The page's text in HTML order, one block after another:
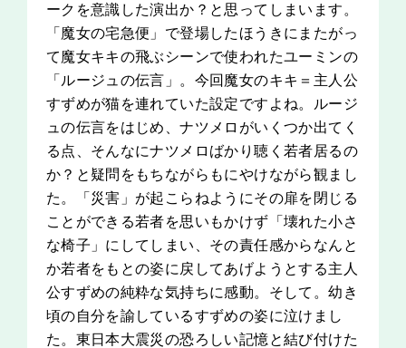
ークを意識した演出か？と思ってしまいます。
「魔女の宅急便」で登場したほうきにまたがっ
て魔女キキの飛ぶシーンで使われたユーミンの
「ルージュの伝言」。今回魔女のキキ＝主人公
すずめが猫を連れていた設定ですよね。ルージ
ュの伝言をはじめ、ナツメロがいくつか出てく
る点、そんなにナツメロばかり聴く若者居るの
か？と疑問をもちながらもにやけながら観まし
た。「災害」が起こらねようにその扉を閉じる
ことができる若者を思いもかけず「壊れた小さ
な椅子」にしてしまい、その責任感からなんと
か若者をもとの姿に戻してあげようとする主人
公すずめの純粋な気持ちに感動。そして。幼き
頃の自分を諭しているすずめの姿に泣けまし
た。東日本大震災の恐ろしい記憶と結び付けた